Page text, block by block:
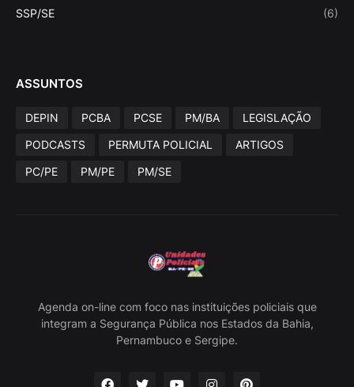
SSP/SE (6)
ASSUNTOS
DEPIN PCBA PCSE PM/BA
LEGISLAÇÃO
PODCASTS
PERMUTA POLICIAL
ARTIGOS
PC/PE
PM/PE PM/SE
Agenda on-line com foco nas instituições policiais que
integram a Segurança Pública nos Estados da Bahia,
Pernambuco e Sergipe.